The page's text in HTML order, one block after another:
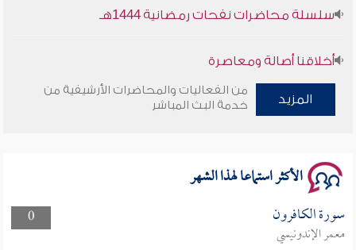
سلسلة محاضرات نفحات رمضانية 1444هـ
أخلاقنا أصالة ومعاصرة
وأمنهم من خوف 9
المزيد
من الفعاليات والمحاضرات الأرشيفية من
خدمة البث المباشر
الأكثر استماعا لهذا الشهر
0 سورة الكافرون
معمر الإندونيسي